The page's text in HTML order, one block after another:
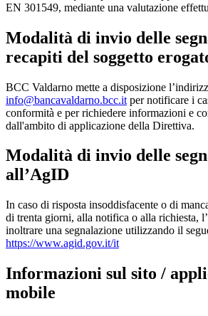
EN 301549, mediante una valutazione
Modalità di invio delle
recapiti del soggetto
BCC Valdarno mette a disposizione
info@bancavaldarno.bcc.it per notificare i
conformità e per richiedere informazioni e
dall'ambito di applicazione della Direttiva.
Modalità di invio delle
all’AgID
In caso di risposta insoddisfacente o di
di trenta giorni, alla notifica o alla richiesta,
inoltrare una segnalazione utilizzando il
https://www.agid.gov.it/it
Informazioni sul sito /
mobile